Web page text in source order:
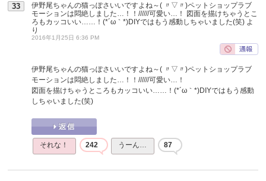
33
伊野尾ちゃんの猫っぽさいいですよね～( 〃▽〃)ペットショップラブ
モーションは悶絶しました…！！//////可愛い…！ 図面を描けちゃうとこ
ろもカッコいい……！(*´ω｀*)DIYではもう感動しちゃいました(笑) よ
り
2016年1月25日 6:36 PM
伊野尾ちゃんの猫っぽさいいですよね～( 〃▽〃)ペットショップラブ
モーションは悶絶しました…！！//////可愛い…！
図面を描けちゃうところもカッコいい……！(*´ω｀*)DIYではもう感動
しちゃいました(笑)
それな！ 242 うーん… 87